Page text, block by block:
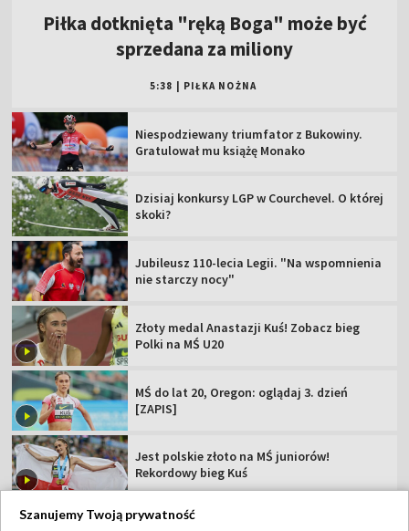
Piłka dotknięta "ręką Boga" może być
sprzedana za miliony
5:38 | PIŁKA NOŻNA
Niespodziewany triumfator z Bukowiny.
Gratulował mu książę Monako
Dzisiaj konkursy LGP w Courchevel. O której
skoki?
Jubileusz 110-lecia Legii. "Na wspomnienia
nie starczy nocy"
Złoty medal Anastazji Kuś! Zobacz bieg
Polki na MŚ U20
MŚ do lat 20, Oregon: oglądaj 3. dzień
[ZAPIS]
Jest polskie złoto na MŚ juniorów!
Rekordowy bieg Kuś
Szanujemy Twoją prywatność